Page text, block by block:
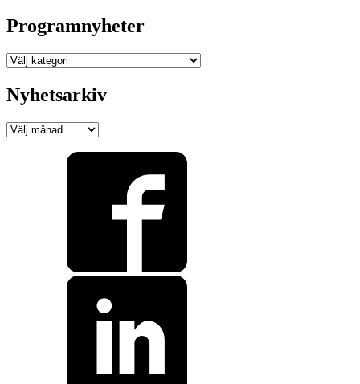
Programnyheter
Programnyheter
Nyhetsarkiv
Nyhetsarkiv